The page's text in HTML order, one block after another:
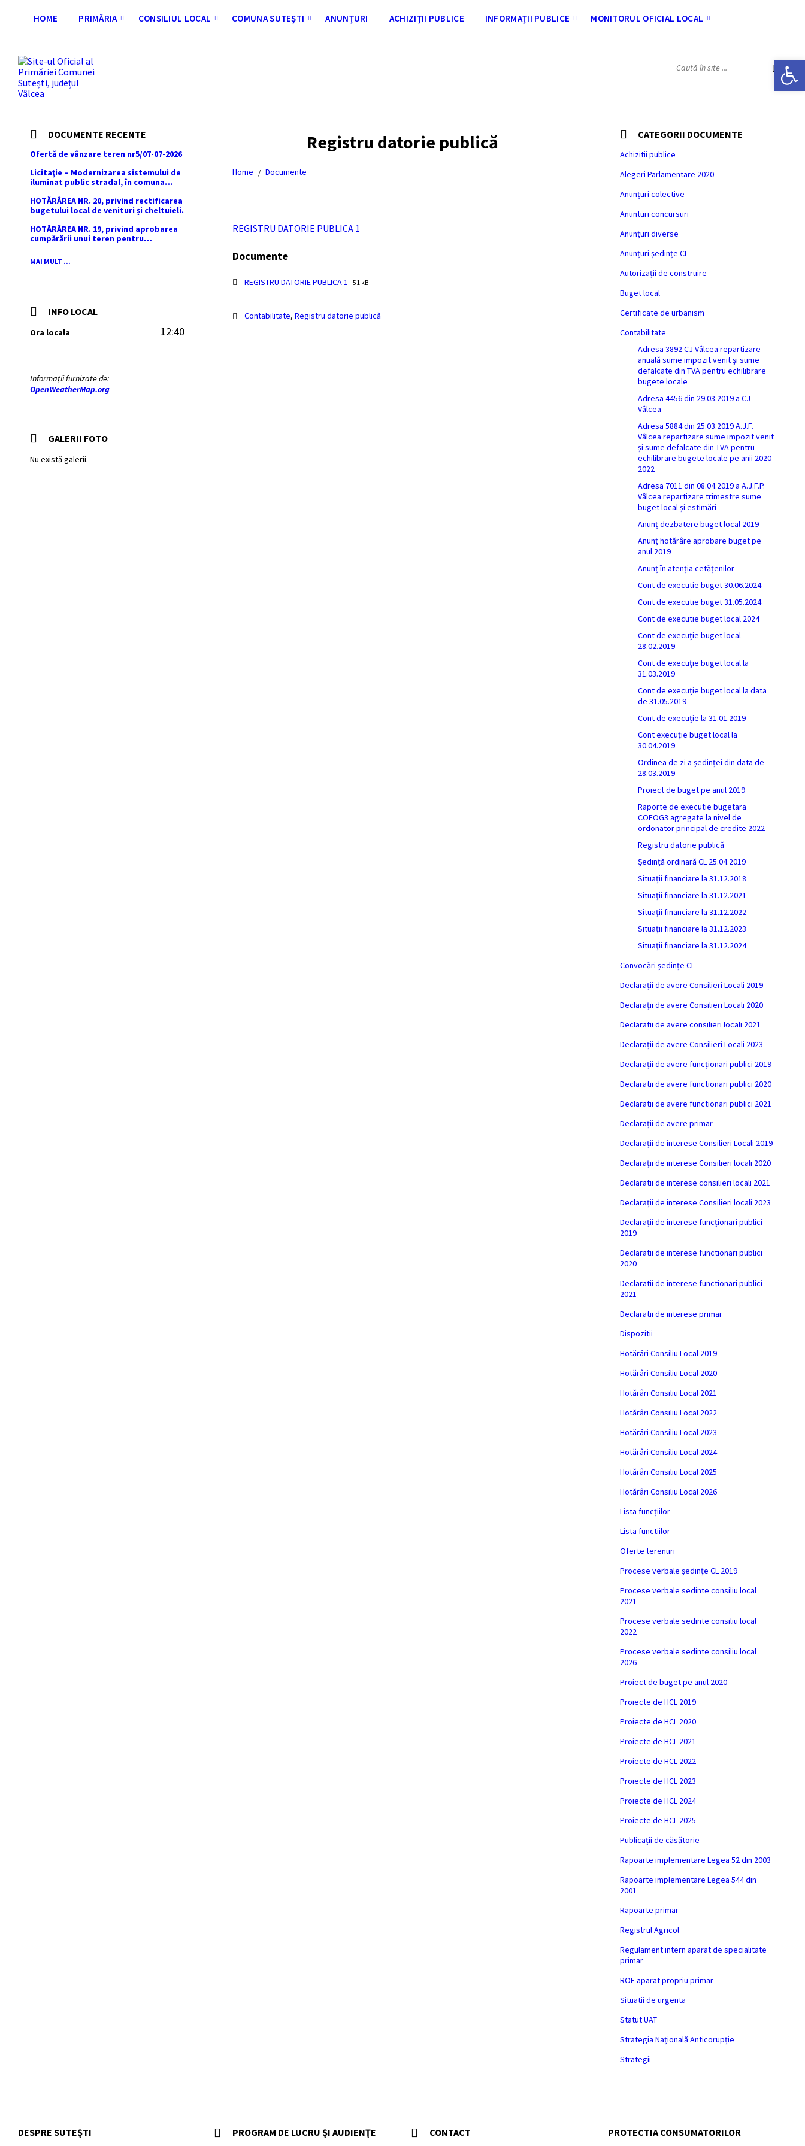
HOME PRIMĂRIA CONSILIUL LOCAL COMUNA SUTEȘTI ANUNȚURI ACHIZIȚII PUBLICE INFORMAȚII PUBLICE MONITORUL OFICIAL LOCAL
Registru datorie publică
Home / Documente
REGISTRU DATORIE PUBLICA 1
Documente
REGISTRU DATORIE PUBLICA 1 File
File
51 kB
Contabilitate,Registru datorie publică
DOCUMENTE RECENTE
Ofertă de vânzare teren nr5/07-07-2026
Licitaţie – Modernizarea sistemului de
iluminat public stradal, în comuna
HOTĂRÂREA NR. 20, privind rectificarea
bugetului local de venituri și cheltuieli.
HOTĂRÂREA NR. 19, privind aprobarea
cumpărării unui teren pentru
din cadrul proiectului de distribuție a
gazelor naturale în comuna Sutești.
MAI MULT ...
INFO LOCAL
Ora locala 12:40
Informații furnizate de:
OpenWeatherMap.org
GALERII FOTO
Nu există galerii.
CATEGORII DOCUMENTE
Achizitii publice
Alegeri Parlamentare 2020
Anunțuri colective
Anunturi concursuri
Anunțuri diverse
Anunțuri ședințe CL
Autorizații de construire
Buget local
Certificate de urbanism
Contabilitate
Adresa 3892 CJ Vâlcea repartizare
anuală sume impozit venit și sume
defalcate din TVA pentru echilibrare
bugete locale
Adresa 4456 din 29.03.2019 a CJ
Vâlcea
Adresa 5884 din 25.03.2019 A.J.F.
Vâlcea repartizare sume impozit venit
și sume defalcate din TVA pentru
echilibrare bugete locale pe anii 2020-
2022
Adresa 7011 din 08.04.2019 a A.J.F.P.
Vâlcea repartizare trimestre sume
buget local și estimări
Anunț dezbatere buget local 2019
Anunț hotărâre aprobare buget pe
anul 2019
Anunț în atenția cetățenilor
Cont de executie buget 30.06.2024
Cont de executie buget 31.05.2024
Cont de executie buget local 2024
Cont de execuție buget local
28.02.2019
Cont de execuție buget local la
31.03.2019
Cont de execuție buget local la data
de 31.05.2019
Cont de execuție la 31.01.2019
Cont execuție buget local la
30.04.2019
Ordinea de zi a ședinței din data de
28.03.2019
Proiect de buget pe anul 2019
Raporte de executie bugetara
COFOG3 agregate la nivel de
ordonator principal de credite 2022
Registru datorie publică
Ședință ordinară CL 25.04.2019
Situații financiare la 31.12.2018
Situaţii financiare la 31.12.2021
Situaţii financiare la 31.12.2022
Situații financiare la 31.12.2023
Situaţii financiare la 31.12.2024
Convocări ședințe CL
Declarații de avere Consilieri Locali 2019
Declarații de avere Consilieri Locali 2020
Declaratii de avere consilieri locali 2021
Declarații de avere Consilieri Locali 2023
Declarații de avere funcționari publici 2019
Declaratii de avere functionari publici 2020
Declaratii de avere functionari publici 2021
Declarații de avere primar
Declarații de interese Consilieri Locali 2019
Declarații de interese Consilieri locali 2020
Declaratii de interese consilieri locali 2021
Declarații de interese Consilieri locali 2023
Declarații de interese funcționari publici
2019
Declaratii de interese functionari publici
2020
Declaratii de interese functionari publici
2021
Declaratii de interese primar
Dispozitii
Hotărâri Consiliu Local 2019
Hotărâri Consiliu Local 2020
Hotărâri Consiliu Local 2021
Hotărâri Consiliu Local 2022
Hotărâri Consiliu Local 2023
Hotărâri Consiliu Local 2024
Hotărâri Consiliu Local 2025
Hotărâri Consiliu Local 2026
Lista funcțiilor
Lista functiilor
Oferte terenuri
Procese verbale ședințe CL 2019
Procese verbale sedinte consiliu local
2021
Procese verbale sedinte consiliu local
2022
Procese verbale sedinte consiliu local
2026
Proiect de buget pe anul 2020
Proiecte de HCL 2019
Proiecte de HCL 2020
Proiecte de HCL 2021
Proiecte de HCL 2022
Proiecte de HCL 2023
Proiecte de HCL 2024
Proiecte de HCL 2025
Publicații de căsătorie
Rapoarte implementare Legea 52 din 2003
Rapoarte implementare Legea 544 din
2001
Rapoarte primar
Registrul Agricol
Regulament intern aparat de specialitate
primar
ROF aparat propriu primar
Situatii de urgenta
Statut UAT
Strategia Națională Anticorupție
Strategii
DESPRE SUTEȘTI PROGRAM DE LUCRU ȘI AUDIENȚE CONTACT PROTECTIA CONSUMATORILOR
Deschide bara de unelte